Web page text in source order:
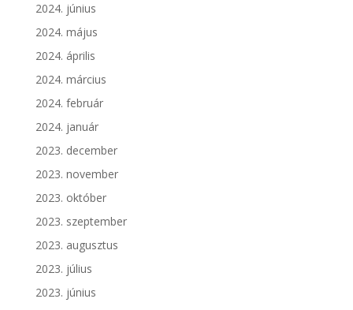
2024. június
2024. május
2024. április
2024. március
2024. február
2024. január
2023. december
2023. november
2023. október
2023. szeptember
2023. augusztus
2023. július
2023. június